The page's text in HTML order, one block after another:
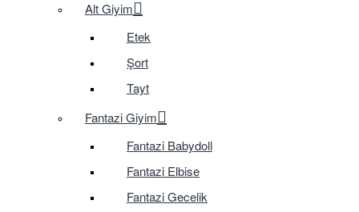
Alt Giyim
Etek
Şort
Tayt
Fantazi Giyim
Fantazi Babydoll
Fantazi Elbise
Fantazi Gecelik